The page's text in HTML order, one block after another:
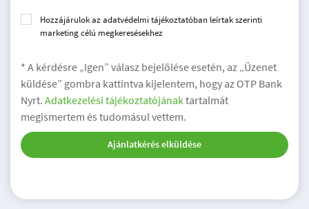
Hozzájárulok az adatvédelmi tájékoztatóban leírtak szerinti
marketing célú megkeresésekhez
* A kérdésre „Igen” válasz bejelölése esetén, az „Üzenet
küldése” gombra kattintva kijelentem, hogy az OTP Bank
Nyrt. Adatkezelési tájékoztatójánaktartalmát
megismertem és tudomásul vettem.
Ajánlatkérés elküldése